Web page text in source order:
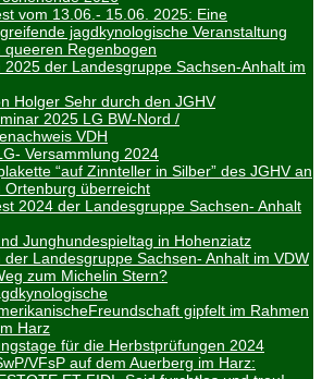
vom 13.06.- 15.06. 2025: Eine
jagdkynologische Veranstaltung
queeren Regenbogen
2025 der Landesgruppe Sachsen-Anhalt im
Holger Sehr durch den JGHV
2025 LG BW-Nord /
VDH
Versammlung 2024
“auf Zinnteller in Silber” des JGHV an
Ortenburg überreicht
2024 der Landesgruppe Sachsen- Anhalt
Junghundespieltag in Hohenziatz
der Landesgruppe Sachsen- Anhalt im VDW
zum Michelin Stern?
gipfelt im Rahmen
Harz
für die Herbstprüfungen 2024
VFsP auf dem Auerberg im Harz: